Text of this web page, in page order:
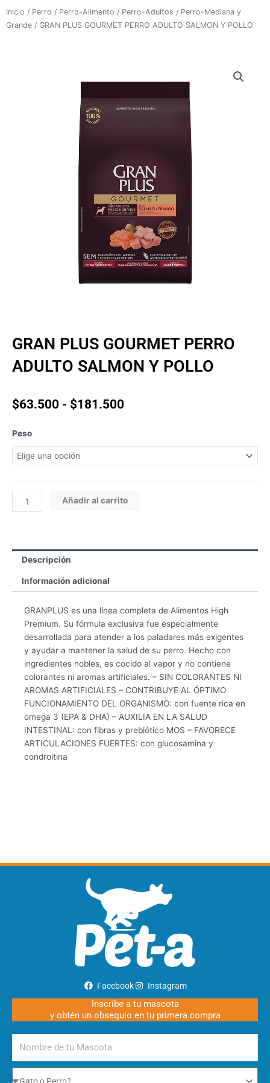
Inicio / Perro / Perro-Alimento / Perro-Adultos / Perro-Mediana y
Grande / GRAN PLUS GOURMET PERRO ADULTO SALMON Y POLLO
GRAN PLUS GOURMET PERRO
ADULTO SALMON Y POLLO
$63.500 - $181.500
desde
hasta
$181.500
Peso
GRAN
PLUS
GOURMET
ADULTO
SALMON
Y
Añadir al carrito
Descripción
Información adicional
GRANPLUS es una línea completa de Alimentos High
Premium. Su fórmula exclusiva fue especialmente
desarrollada para atender a los paladares más exigentes
y ayudar a mantener la salud de su perro. Hecho con
ingredientes nobles, es cocido al vapor y no contiene
colorantes ni aromas artificiales. – SIN COLORANTES NI
AROMAS ARTIFICIALES – CONTRIBUYE AL ÓPTIMO
FUNCIONAMIENTO DEL ORGANISMO: con fuente rica en
omega 3 (EPA & DHA) – AUXILIA EN LA SALUD
INTESTINAL: con fibras y prebiótico MOS – FAVORECE
ARTICULACIONES FUERTES: con glucosamina y
condroitina
Facebook Instagram
Inscribe a tu mascota
y obtén un obsequio en tu primera compra
de
tu
Mascota